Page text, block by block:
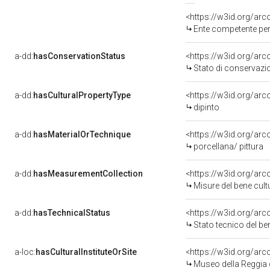
<https://w3id.org/
Ente competente
a-dd:hasConservationStatus
<https://w3id.org/
Stato di
a-dd:hasCulturalPropertyType
<https://w3id.org/
dipinto
a-dd:hasMaterialOrTechnique
<https://w3id.org/
porcellana/ pittura
a-dd:hasMeasurementCollection
<https://w3id.org/
Misure del bene
a-dd:hasTechnicalStatus
<https://w3id.org/
Stato tecnico del
a-loc:hasCulturalInstituteOrSite
<https://w3id.org/
Museo della Reggia